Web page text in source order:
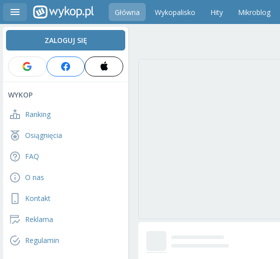
Główna Wykopalisko Hity Mikroblog
ZALOGUJ SIĘ
WYKOP
Ranking
Osiągnięcia
FAQ
O nas
Kontakt
Reklama
Regulamin